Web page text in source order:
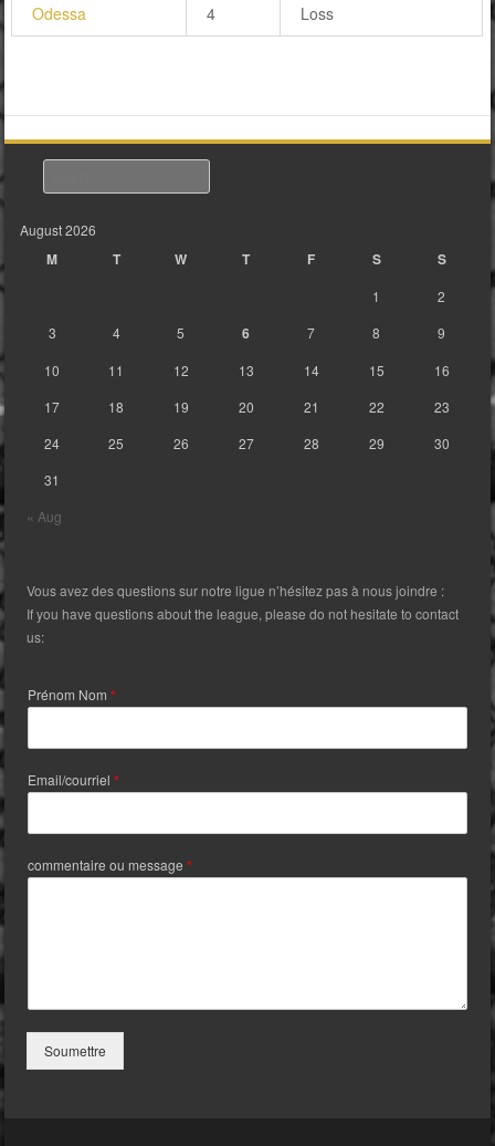
Odessa 4 Loss
August 2026
M T W T F S S
« Aug
1
2
3
4 5 6 7 8
9
10
11 12 13 14 15
16
17
18 19 20 21 22
23
24
25 26 27 28 29
30
31
Vous avez des questions sur notre ligue n’hésitez pas à nous joindre :
If you have questions about the league, please do not hesitate to contact
us:
Prénom Nom*
Email/courriel*
commentaire ou message*
Soumettre